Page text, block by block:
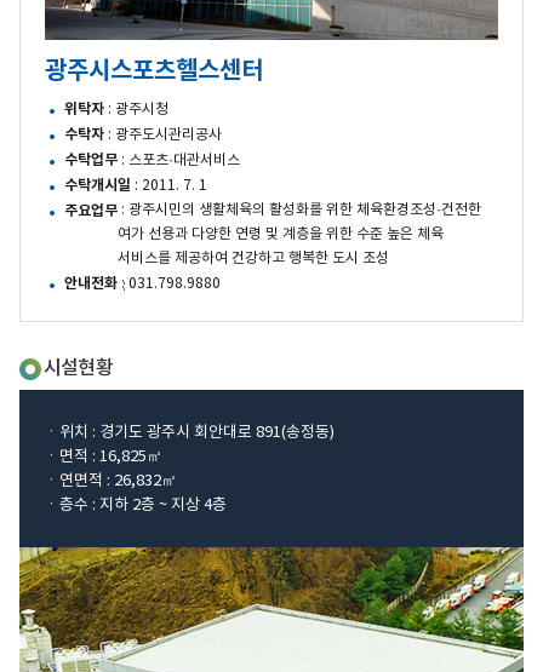
광주시스포츠헬스센터
위탁자: 광주시청
수탁자: 광주도시관리공사
수탁업무: 스포츠·대관서비스
수탁개시일 : 2011. 7. 1
구분 내용
주요업무: 광주시민의 생활체육의 활성화를 위한 체육환경조성·건전한
여가 선용과 다양한 연령 및 계층을 위한 수준 높은 체육
서비스를 제공하여 건강하고 행복한 도시 조성
안내전화: 031.798.9880
시설현황
ㆍ위치 : 경기도 광주시 회안대로 891(송정동)
ㆍ면적 : 16,825㎡
ㆍ연면적 : 26,832㎡
ㆍ층수 : 지하 2층 ~ 지상 4층